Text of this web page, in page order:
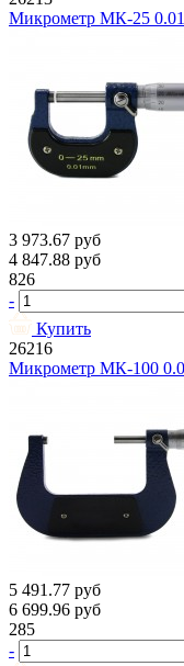
Микрометр МК-25
3 973.67 руб
4 847.88 руб
826
-
Купить
26216
Микрометр МК-100
5 491.77 руб
6 699.96 руб
285
-